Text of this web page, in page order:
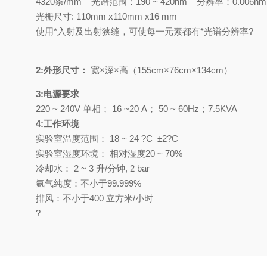
光栅尺寸: 110mm x110mm x16 mm
使用*入射及出射狭缝，可使每一元素都有*光谱分辨率?
2:外形尺寸： 宽×深×高（155cm×76cm×134cm）
3:电源要求
220 ~ 240V 单相 ； 16 ~20 A ；
50 ~ 60Hz；7.5KVA
4:工作环境
实验室温度范围 ：
18 ~ 24 ?C ±2?C
实验室湿度环境： 相对湿度20 ~ 70%
冷却水：
2 ~ 3 升/分钟, 2 bar
氩气纯度：不小于99.999%
排风： 不小于400 立方米/小时
?